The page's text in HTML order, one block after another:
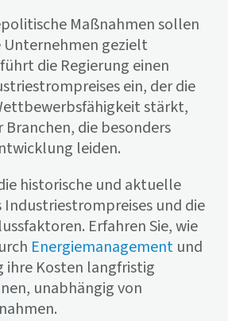
Maßnahmen sollen
Unternehmen gezielt
die Regierung einen
ein, der die
stärkt,
die besonders
leiden.
historische und aktuelle
und die
Erfahren Sie, wie
Energiemanagement und
Kosten langfristig
unabhängig von